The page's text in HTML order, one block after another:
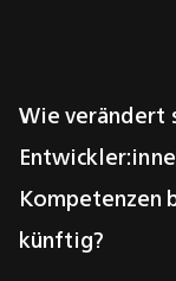
Wie verändert
Kompetenzen
künftig?